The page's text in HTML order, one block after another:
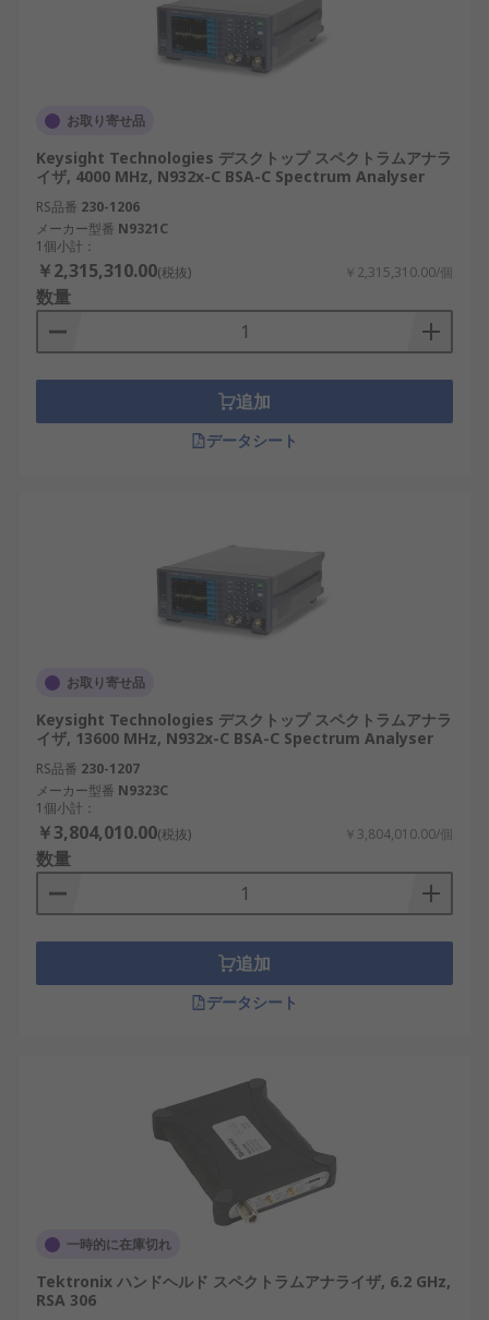
入力仕様と測定条件：最大入力レベル、入力
力、トラッキングジェネレータ、校正対応な
と仕様を同じ条件で比較します。
メーカーごとに周波数範囲、解析ソフト、画面表
示、リモート制御、アクセサリ構成が異なります。
ＵＳＢスペクトラムアナライザやハンディスペクト
ラムアナライザを選ぶ場合は、測定精度だけでな
く、携帯性、ＰＣ環境、データ保存のしやすさも確
認すると選びやすくなります。
スペクトラムアナライザの
Rohde & Schwarz：ＲＦ測定器や通信計測器
を扱うメーカーで、研究開発、無線評価、Ｅ
ＭＣ関連測定向けのスペクトラムアナライザ
Tektronix：オシロスコープや信号解析機器で
知られるメーカーで、リアルタイム解析や電
子回路評価向けの製品を比較する際の候補に
なります。
Keysight Technologies：電子計測器を幅広く
扱うメーカーで、ＲＦ、マイクロ波、通信、
研究開発向けのスペクトラムアナライザを確
認できます。
Teledyne LeCroy：オシロスコープや解析機器
を扱うメーカーで、高速信号評価や波形解析
と組み合わせる測定環境で候補になります。
Rigol：ベンチ計測器を扱うメーカーで、教
アンリツ株式会社：日本の計測器メーカー
で、通信測定、ＲＦ評価、フィールド測定向
けのスペクトラムアナライザを扱っていま
お取り寄せ品
Keysight Technologies デスクトップ スペクトラムアナラ
イザ, 4000 MHz, N932x-C BSA-C Spectrum Analyser
RS品番 230-1206
メーカー型番 N9321C
1個小計：
￥2,315,310.00(税抜) ￥2,315,310.00/個
数量
追加
データシート
お取り寄せ品
Keysight Technologies デスクトップ スペクトラムアナラ
イザ, 13600 MHz, N932x-C BSA-C Spectrum Analyser
RS品番 230-1207
メーカー型番 N9323C
1個小計：
￥3,804,010.00(税抜) ￥3,804,010.00/個
数量
追加
データシート
一時的に在庫切れ
Tektronix ハンドヘルド スペクトラムアナライザ, 6.2 GHz,
RSA 306